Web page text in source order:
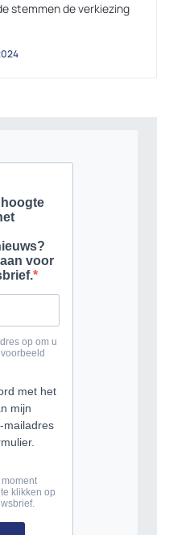
stemmen de verkiezing